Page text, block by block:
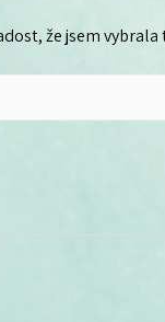
že jsem